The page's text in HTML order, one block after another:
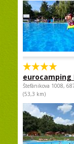
eurocamping
Štefánikova 1008,
(53,3 km)